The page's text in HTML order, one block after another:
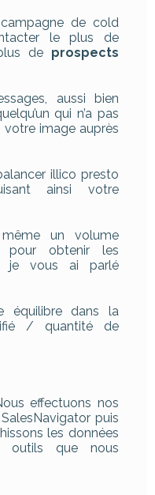
de cold
le plus de
de prospects
aussi bien
qui n’a pas
image auprès
illico presto
ainsi votre
un volume
pour obtenir les
je vous ai parlé
équilibre dans la
/ quantité de
effectuons nos
puis
les données
outils que nous